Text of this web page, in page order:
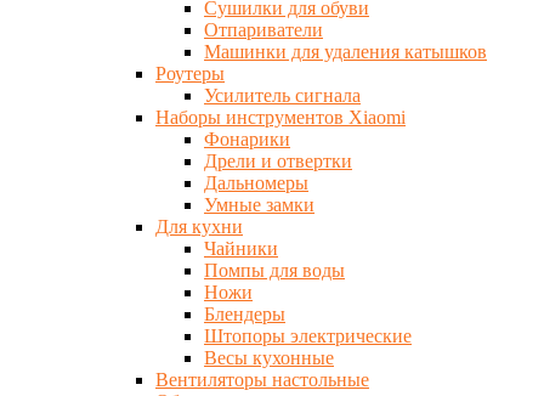
Сушилки для обуви
Отпариватели
Машинки для удаления катышков
Роутеры
Усилитель сигнала
Наборы инструментов Xiaomi
Фонарики
Дрели и отвертки
Дальномеры
Умные замки
Для кухни
Чайники
Помпы для воды
Ножи
Блендеры
Штопоры электрические
Весы кухонные
Вентиляторы настольные